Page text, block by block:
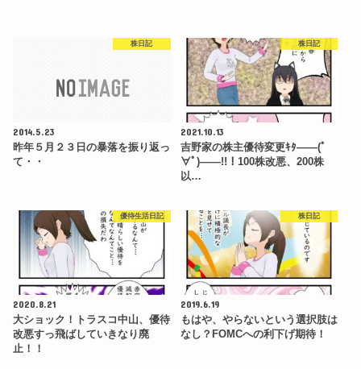
株日記
2014.5.23
昨年５月２３日の暴落を振り返っ
て・・
株日記
2021.10.13
吉野家の株主優待変更ｷﾀ――(ﾟ
∀ﾟ)――!!！100株改悪、200株
以…
優待生活日記
2020.8.21
大ショック！トラスコ中山、優待
改悪すっ飛ばしていきなり廃
止！！
株日記
2019.6.19
もはや、やらないという選択肢は
なし？FOMCへの利下げ期待！